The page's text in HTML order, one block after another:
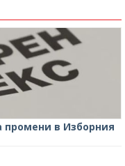
промени в Изборния